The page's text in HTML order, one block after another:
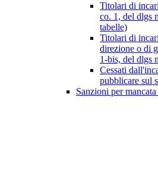
Titolari di
co. 1, del dlgs
tabelle)
Titolari di
direzione o di
1-bis, del dlgs
Cessati
pubblicare sul
Sanzioni per